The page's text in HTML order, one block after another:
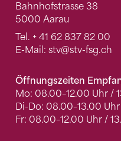
Bahnhofstrasse 38
5000 Aarau
Tel. + 41 62 837 82 00
E-Mail: stv@stv-fsg.ch
Öffnungszeiten
Mo: 08.00–12.00 Uhr /
Di-Do: 08.00–13.00 Uhr
Fr: 08.00–12.00 Uhr /